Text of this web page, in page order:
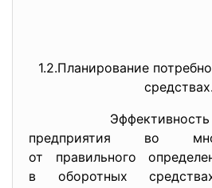
1.2.Планирование
средствах.
Эффективность
предприятия во
от правильного
в оборотных